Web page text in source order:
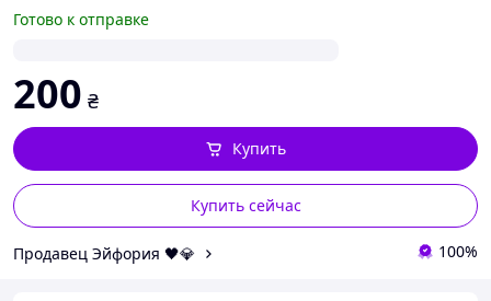
Готово к отправке
200 ₴
Купить сейчас
Купить
Продавец Эйфория 🖤💎 100%